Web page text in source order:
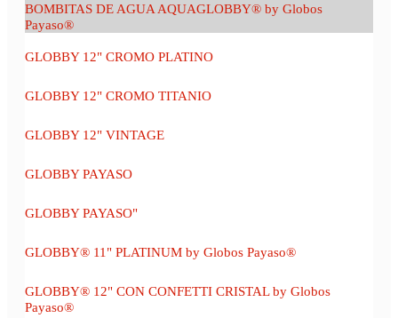
BOMBITAS DE AGUA AQUAGLOBBY® by Globos
Payaso®
GLOBBY 12" CROMO PLATINO
GLOBBY 12" CROMO TITANIO
GLOBBY 12" VINTAGE
GLOBBY PAYASO
GLOBBY PAYASO"
GLOBBY® 11" PLATINUM by Globos Payaso®
GLOBBY® 12" CON CONFETTI CRISTAL by Globos
Payaso®